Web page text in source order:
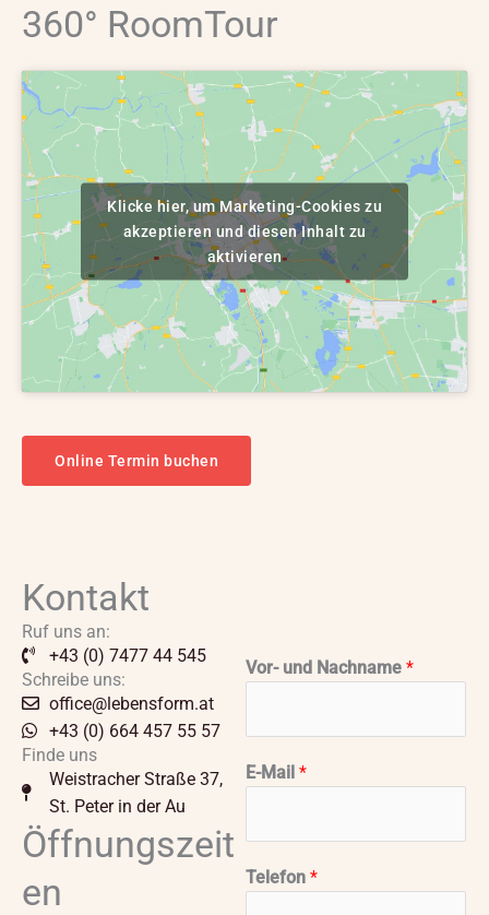
360° RoomTour
Klicke hier, um Marketing-Cookies zu
akzeptieren und diesen Inhalt zu
aktivieren
Online Termin buchen
Kontakt
Ruf uns an:
+43 (0) 7477 44 545
Schreibe uns:
office@lebensform.at
+43 (0) 664 457 55 57
Finde uns
Weistracher Straße 37,
St. Peter in der Au
Öffnungszeit
en
Vor- und Nachname *
V
o
-
V
o
E-Mail *
Telefon *